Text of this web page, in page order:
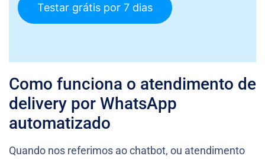
Testar grátis por 7 dias
Como funciona o atendimento de
delivery por WhatsApp
automatizado
Quando nos referimos ao chatbot, ou atendimento